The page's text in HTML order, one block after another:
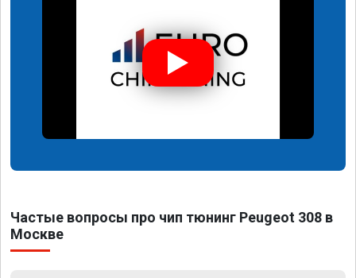
Частые вопросы про чип тюнинг Peugeot 308 в
Москве